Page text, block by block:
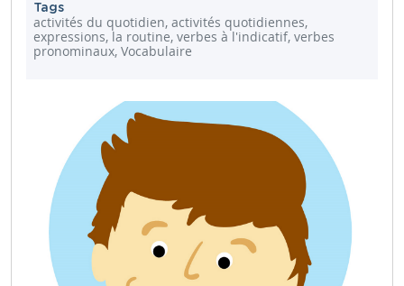
Tags
activités du quotidien, activités quotidiennes,
expressions, la routine, verbes à l'indicatif, verbes
pronominaux, Vocabulaire